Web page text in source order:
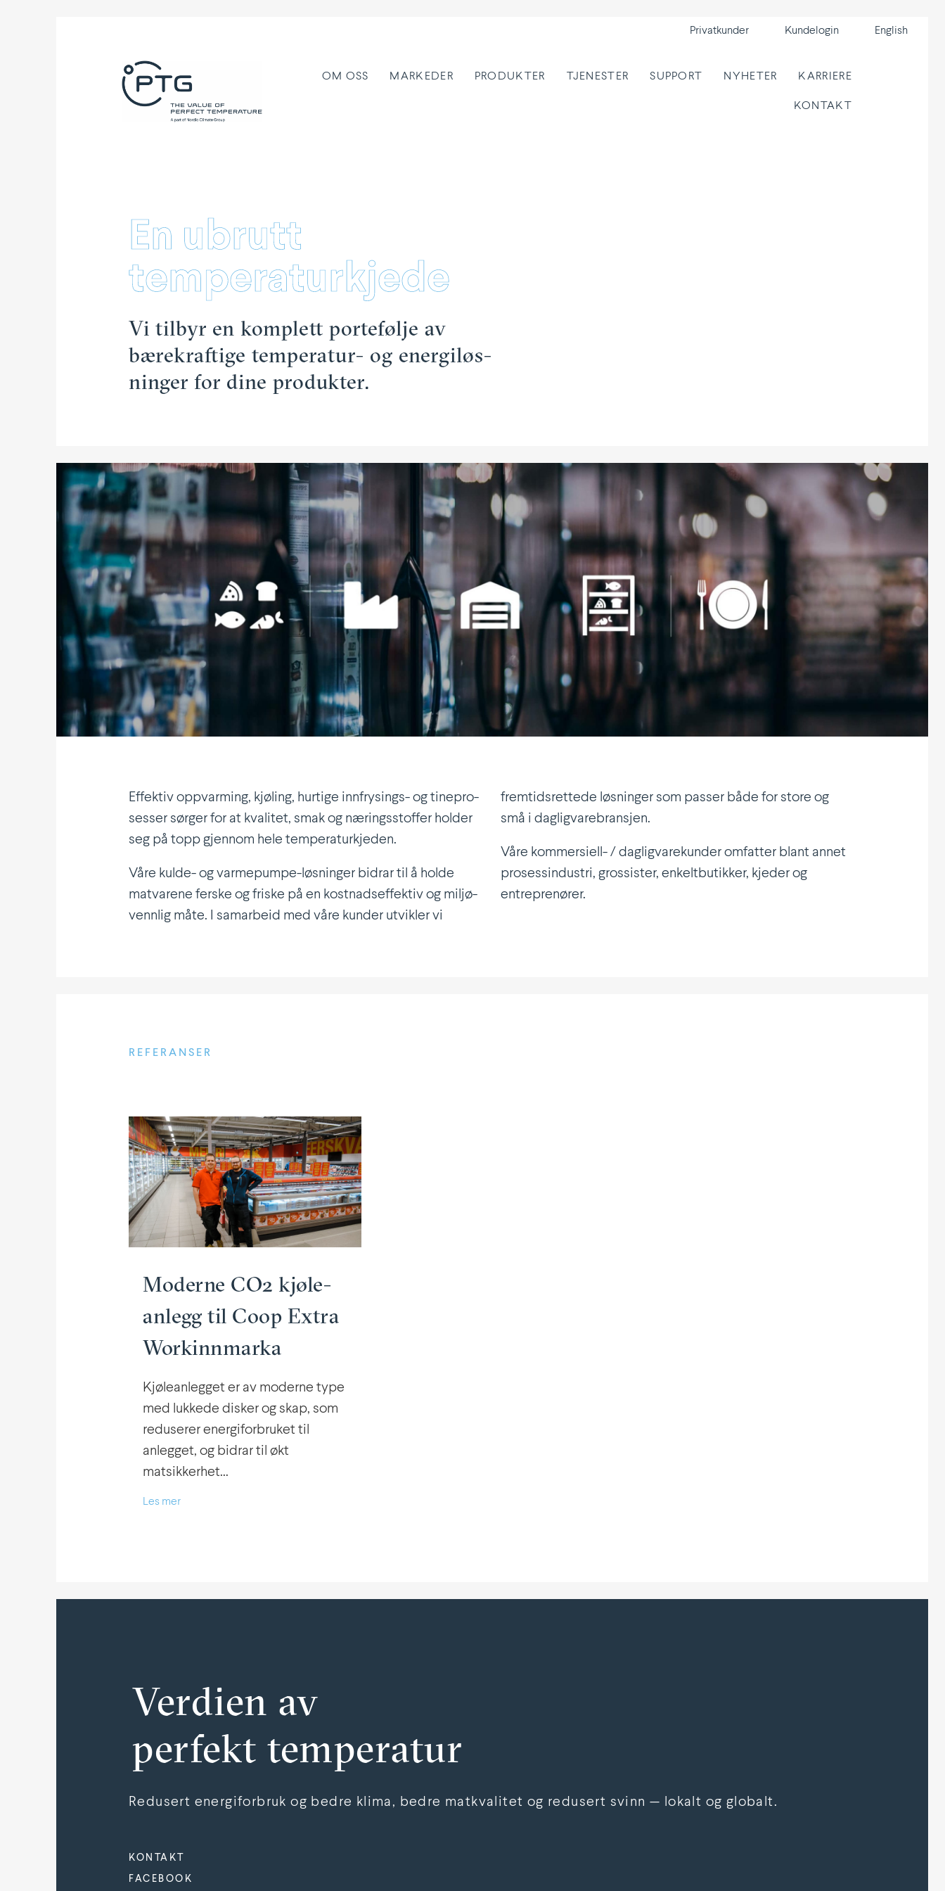
Privat­kunder Kunde­login English
OM OSS MARKEDER PRODUKTER TJENESTER SUPPORT NYHETER KARRIERE
KONTAKT
En ubrutt
temperaturkjede
Vi tilbyr en komplett porte­følje av
bærekraftige tempe­ratur- og energi­løs­
ninger for dine produkter.
Effektiv oppvarming, kjøling, hurtige innfry­sings- og tinepro­
sesser sørger for at kvalitet, smak og nærings­stoffer holder
seg på topp gjennom hele temperaturkjeden.
Våre kulde- og varme­pumpe-løsninger bidrar til å holde
matvarene ferske og friske på en kostnads­ef­fektiv og miljø­
vennlig måte. I samarbeid med våre kunder utvikler vi
fremtids­rettede løsninger som passer både for store og
små i dagligvarebransjen.
Våre kommer­siell- / daglig­vare­kunder omfatter blant annet
prosess­in­dustri, grossister, enkelt­bu­tikker, kjeder og
entreprenører.
REFERANSER
Moderne CO2 kjøle­
anlegg til Coop Extra
Workinnmarka
Kjøle­an­legget er av moderne type
med lukkede disker og skap, som
reduserer energi­for­bruket til
anlegget, og bidrar til økt
matsikkerhet…
Les mer
Verdien av
perfekt temperatur
Redusert energiforbruk og bedre klima, bedre matkvalitet og redusert svinn — lokalt og globalt.
KONTAKT
FACEBOOK